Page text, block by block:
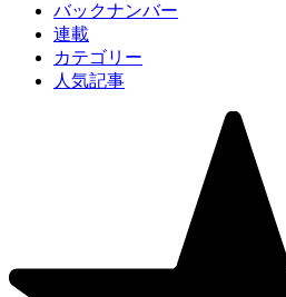
バックナンバー
連載
カテゴリー
人気記事